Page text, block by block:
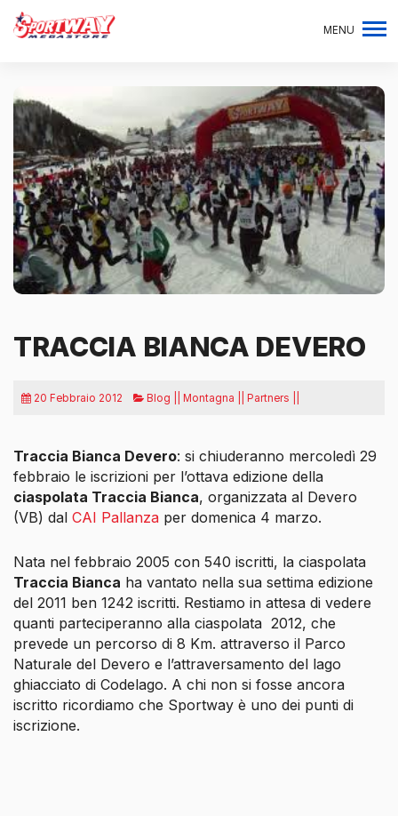
MENU
TRACCIA BIANCA DEVERO
20 Febbraio 2012 Blog || Montagna || Partners ||
Traccia Bianca Devero: si chiuderanno mercoledì 29
febbraio le iscrizioni per l’ottava edizione della
ciaspolata Traccia Bianca, organizzata al Devero
(VB) dal CAI Pallanza per domenica 4 marzo.
Nata nel febbraio 2005 con 540 iscritti, la ciaspolata
Traccia Bianca ha vantato nella sua settima edizione
del 2011 ben 1242 iscritti. Restiamo in attesa di vedere
quanti parteciperanno alla ciaspolata 2012, che
prevede un percorso di 8 Km. attraverso il Parco
Naturale del Devero e l’attraversamento del lago
ghiacciato di Codelago. A chi non si fosse ancora
iscritto ricordiamo che Sportway è uno dei punti di
iscrizione.